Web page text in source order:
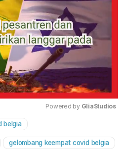
Powered by GliaStudios
belgia
gelombang keempat covid belgia